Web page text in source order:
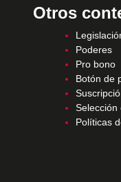
Otros
Poderes
Pro bono
Botón de
Selección
Políticas